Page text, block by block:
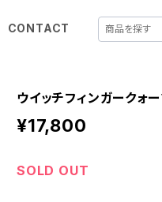
CONTACT
ウイッチフィンガークォ
¥17,800
SOLD OUT